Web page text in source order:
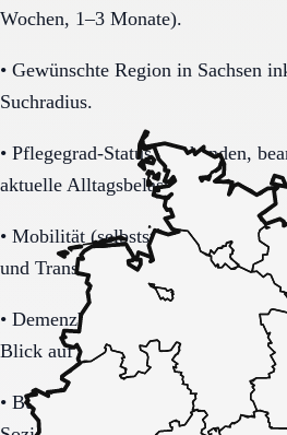
Wochen, 1–3 Monate).
• Gewünschte Region in Sachsen
Suchradius.
• Pflegegrad-Status (vorhanden,
aktuelle Alltagsbelastung.
• Mobilität (selbstständig, Rollator,
und Transferbedarf.
• Demenzbezogene
Blick auf Sicherheitsaspekte.
• Budget-/Kostenträgerrahmen